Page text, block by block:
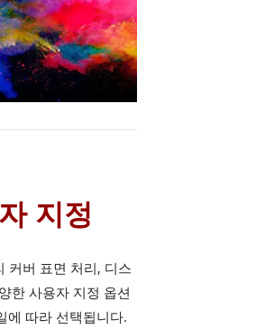
지정
커버 표면 처리, 디스
한 사용자 지정 옵션
에 따라 선택됩니다.